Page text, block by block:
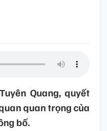
Quang, quyết
quan trọng của
bố.